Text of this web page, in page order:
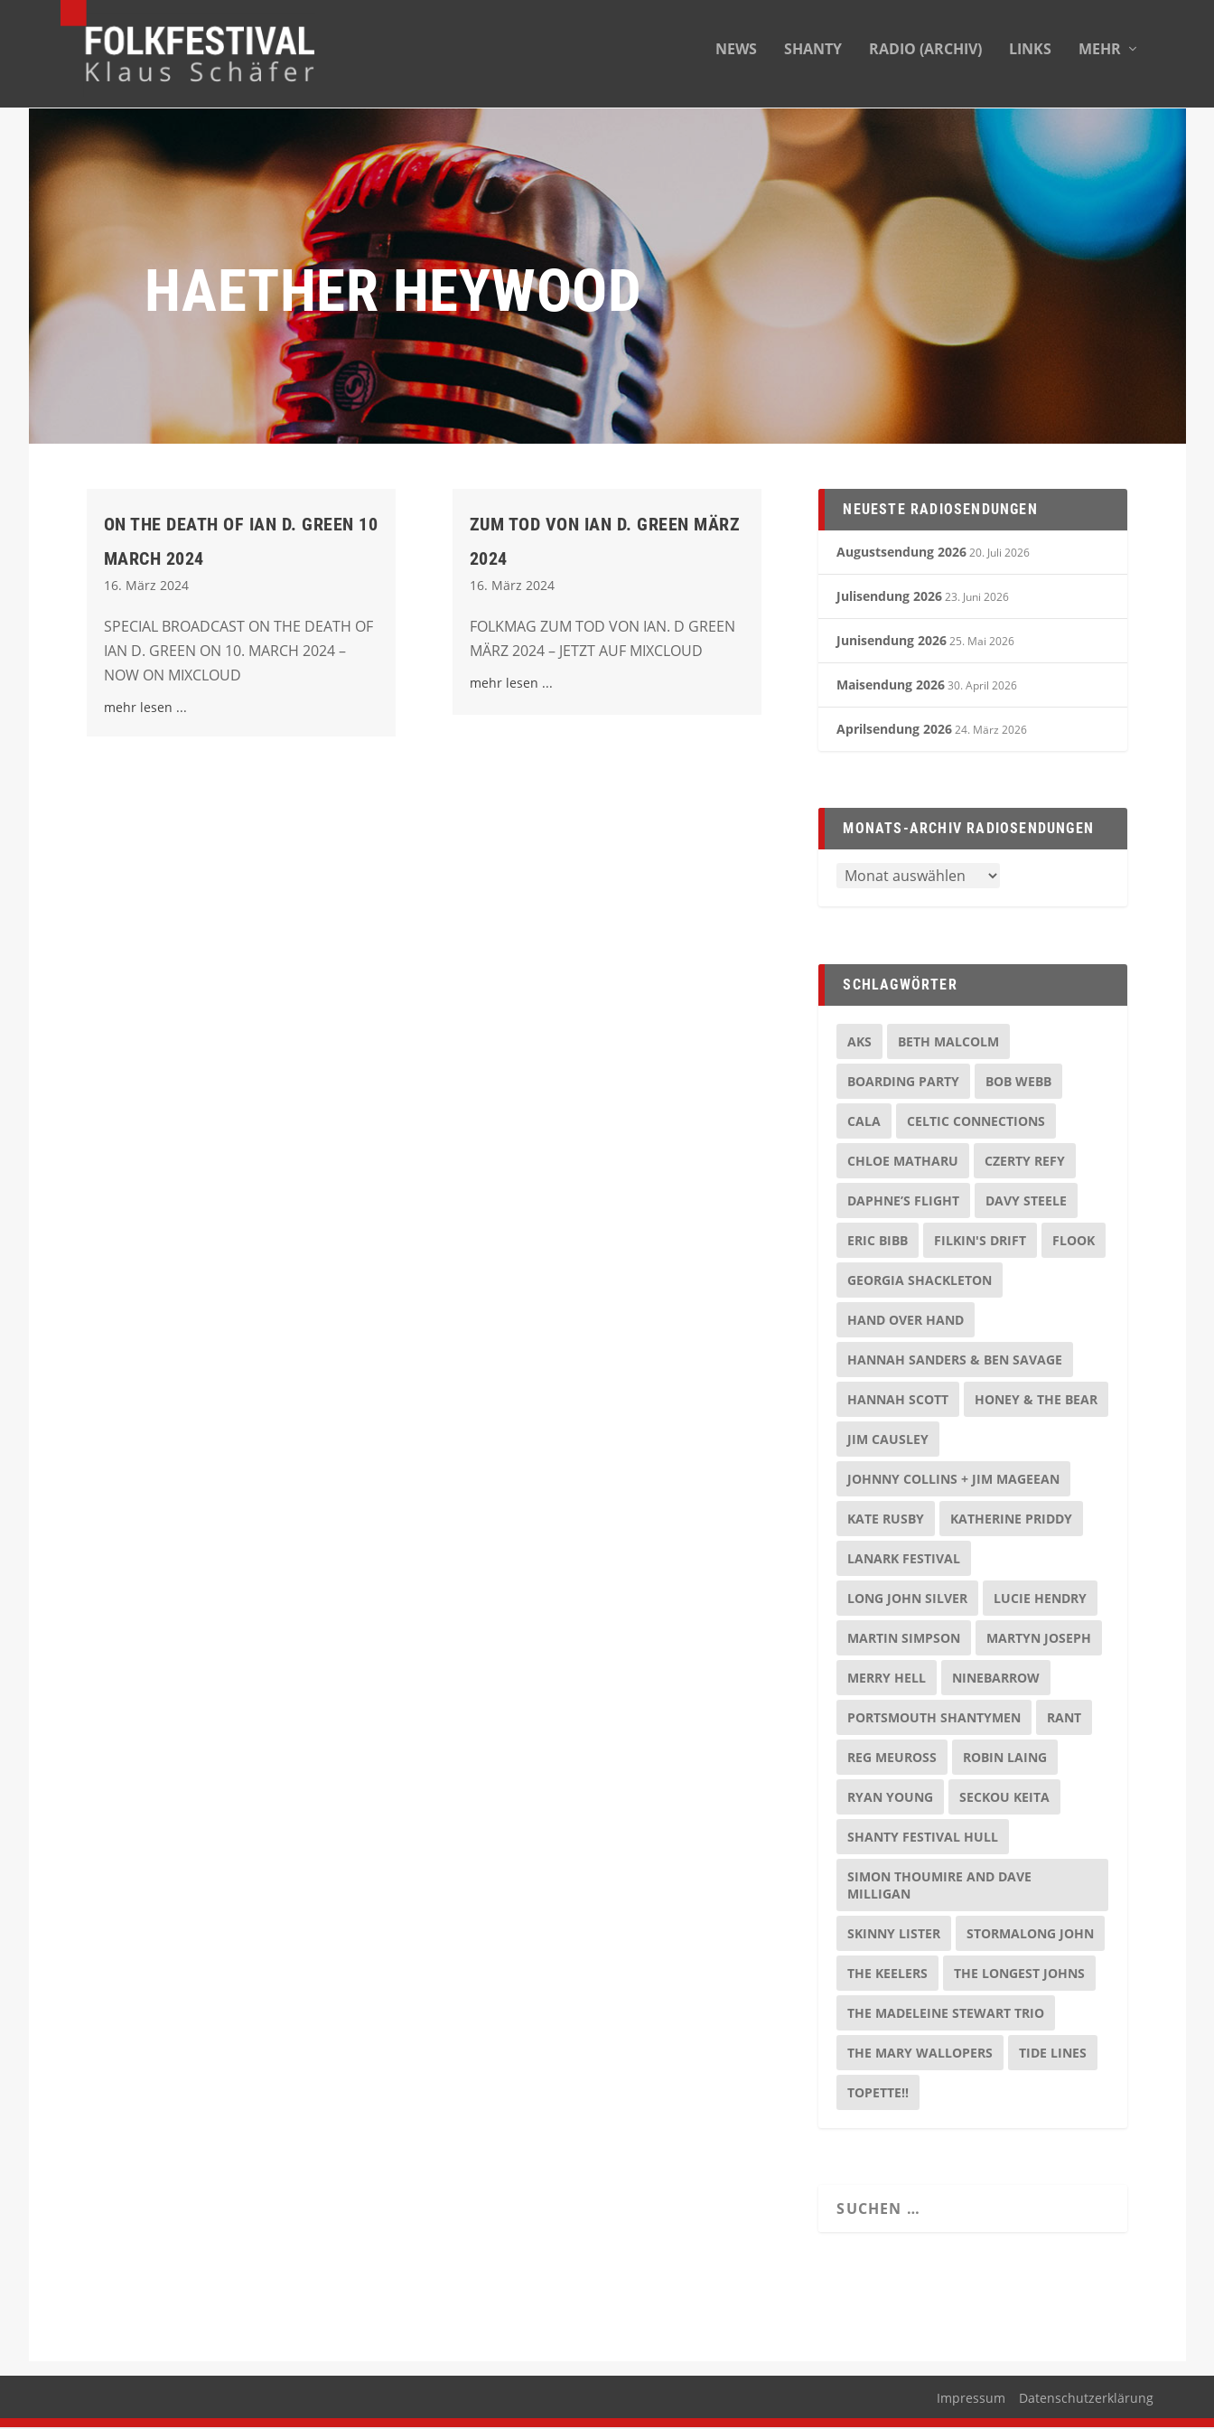
NEWS SHANTY RADIO (ARCHIV) LINKS MEHR
HAETHER HEYWOOD
ON THE DEATH OF IAN D. GREEN 10
MARCH 2024
16. März 2024
SPECIAL BROADCAST ON THE DEATH OF
IAN D. GREEN ON 10. MARCH 2024 –
NOW ON MIXCLOUD
mehr lesen
ZUM TOD VON IAN D. GREEN MÄRZ
2024
16. März 2024
FOLKMAG ZUM TOD VON IAN. D GREEN
MÄRZ 2024 – JETZT AUF MIXCLOUD
mehr lesen
NEUESTE RADIOSENDUNGEN
Augustsendung 2026 20. Juli 2026
Julisendung 2026 23. Juni 2026
Junisendung 2026 25. Mai 2026
Maisendung 2026 30. April 2026
Aprilsendung 2026 24. März 2026
MONATS-ARCHIV RADIOSENDUNGEN
SCHLAGWÖRTER
AKS BETH MALCOLM
BOARDING PARTY BOB WEBB
CALA CELTIC CONNECTIONS
CHLOE MATHARU CZERTY REFY
DAPHNE’S FLIGHT DAVY STEELE
ERIC BIBB FILKIN'S DRIFT FLOOK
GEORGIA SHACKLETON
HAND OVER HAND
HANNAH SANDERS & BEN SAVAGE
HANNAH SCOTT HONEY & THE BEAR
JIM CAUSLEY
JOHNNY COLLINS + JIM MAGEEAN
KATE RUSBY KATHERINE PRIDDY
LANARK FESTIVAL
LONG JOHN SILVER LUCIE HENDRY
MARTIN SIMPSON MARTYN JOSEPH
MERRY HELL NINEBARROW
PORTSMOUTH SHANTYMEN RANT
REG MEUROSS ROBIN LAING
RYAN YOUNG SECKOU KEITA
SHANTY FESTIVAL HULL
SIMON THOUMIRE AND DAVE
MILLIGAN
SKINNY LISTER STORMALONG JOHN
THE KEELERS THE LONGEST JOHNS
THE MADELEINE STEWART TRIO
THE MARY WALLOPERS TIDE LINES
TOPETTE!!
Impressum Datenschutzerklärung